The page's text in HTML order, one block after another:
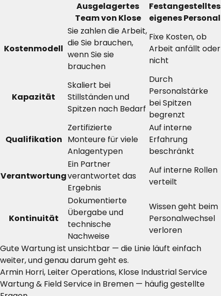
Ausgelagertes
Team von Klose
Festangestelltes
eigenes Personal
Kostenmodell
Sie zahlen die Arbeit,
die Sie brauchen,
wenn Sie sie
brauchen
Fixe Kosten, ob
Arbeit anfällt oder
nicht
Kapazität
Skaliert bei
Stillständen und
Spitzen nach Bedarf
Durch
Personalstärke
bei Spitzen
begrenzt
Qualifikation
Zertifizierte
Monteure für viele
Anlagentypen
Auf interne
Erfahrung
beschränkt
Verantwortung
Ein Partner
verantwortet das
Ergebnis
Auf interne Rollen
verteilt
Kontinuität
Dokumentierte
Übergabe und
technische
Nachweise
Wissen geht beim
Personalwechsel
verloren
Gute Wartung ist unsichtbar — die Linie läuft einfach
weiter, und genau darum geht es.
Armin Horri, Leiter Operations, Klose Industrial Service
Wartung & Field Service in Bremen — häufig gestellte